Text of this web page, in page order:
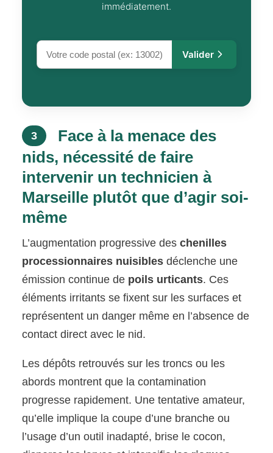
immédiatement.
Valider
3
Face à la menace des
nids, nécessité de faire
intervenir un technicien à
Marseille plutôt que d’agir soi-
même
L’augmentation progressive deschenilles
processionnaires nuisibles déclenche une
émission continue de poils urticants. Ces
éléments irritants se fixent sur les surfaces et
représentent un danger même en l’absence de
contact direct avec le nid.
Les dépôts retrouvés sur les troncs ou les
abords montrent que la contamination
progresse rapidement. Une tentative amateur,
qu’elle implique la coupe d’une branche ou
l’usage d’un outil inadapté, brise le cocon,